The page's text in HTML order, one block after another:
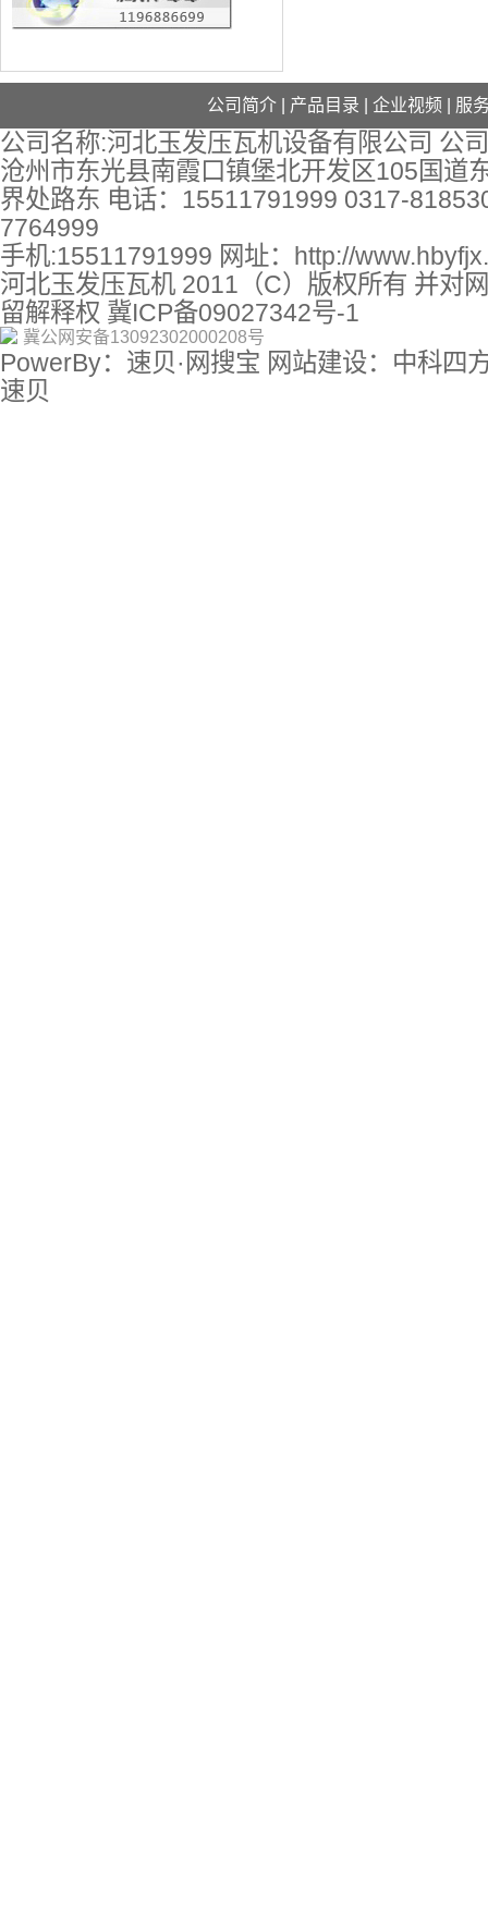
公司简介 产品目录 企业视频 服
公司名称:河北玉发压瓦机设备有限公司 公
沧州市东光县南霞口镇堡北开发区105国道
界处路东 电话：15511791999 0317-
7764999
手机:15511791999 网址： http://
河北玉发压瓦机 2011（C）版权所有 并对
留解释权 冀ICP备09027342号-1
冀公网安备13092302000208号
PowerBy：速贝·网搜宝 网站建设：中科四
速贝